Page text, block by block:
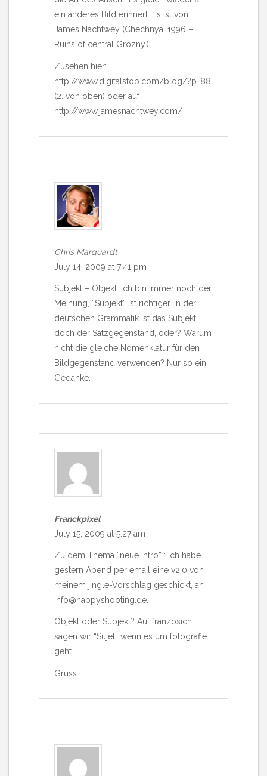
ein anderes Bild erinnert. Es ist von
James Nachtwey (Chechnya, 1996 –
Ruins of central Grozny.)
Zusehen hier:
http://www.digitalstop.com/blog/?p=88
(2. von oben) oder auf
http://www.jamesnachtwey.com/
Chris Marquardt
July 14, 2009 at 7:41 pm
Subjekt – Objekt. Ich bin immer noch der
Meinung, “Subjekt” ist richtiger. In der
deutschen Grammatik ist das Subjekt
doch der Satzgegenstand, oder? Warum
nicht die gleiche Nomenklatur für den
Bildgegenstand verwenden? Nur so ein
Gedanke…
Franckpixel
July 15, 2009 at 5:27 am
Zu dem Thema “neue Intro” : ich habe
gestern Abend per email eine v2.0 von
meinem jingle-Vorschlag geschickt, an
info@happyshooting.de.
Objekt oder Subjek ? Auf französich
sagen wir “Sujet” wenn es um fotografie
geht…
Gruss